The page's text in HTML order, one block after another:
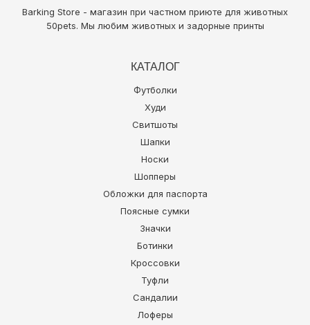
Barking Store - магазин при частном приюте для животных
50pets. Мы любим животных и задорные принты
КАТАЛОГ
Футболки
Худи
Свитшоты
Шапки
Носки
Шопперы
Обложки для паспорта
Поясные сумки
Значки
Ботинки
Кроссовки
Туфли
Сандалии
Лоферы